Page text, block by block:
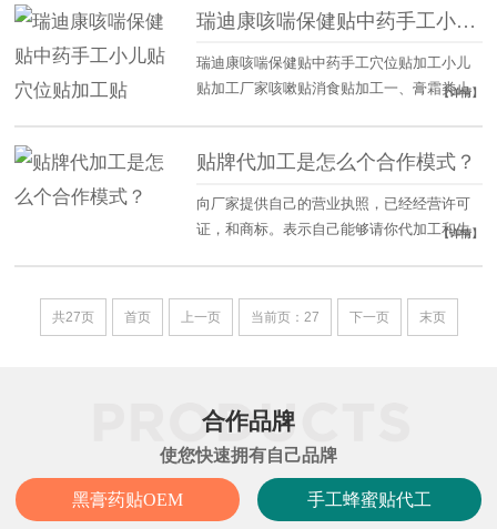
健用品oem 。什么是OEM代加工
瑞迪康咳喘保健贴中药手工小儿贴穴位贴加工贴
瑞迪康咳喘保健贴中药手工穴位贴加工小儿
贴加工厂家咳嗽贴消食贴加工一、膏霜类止
膏，祛痘膏、艾草抑菌膏、紫草抑菌膏、乳
疮保健膏、薄荷膏二、液体喷剂祛痛喷剂、
止痒喷剂 、牙痛水剂、鼻炎
【详情】
贴牌代加工是怎么个合作模式？
向厂家提供自己的营业执照，已经经营许可
证，和商标。表示自己能够请你代加工和生
了。电话：13027725562公司地址：中国河
【详情】
共27页 首页 上一页 当前页：27 下一页 末页
合作品牌
使您快速拥有自己品牌
黑膏药贴OEM 手工蜂蜜贴代工